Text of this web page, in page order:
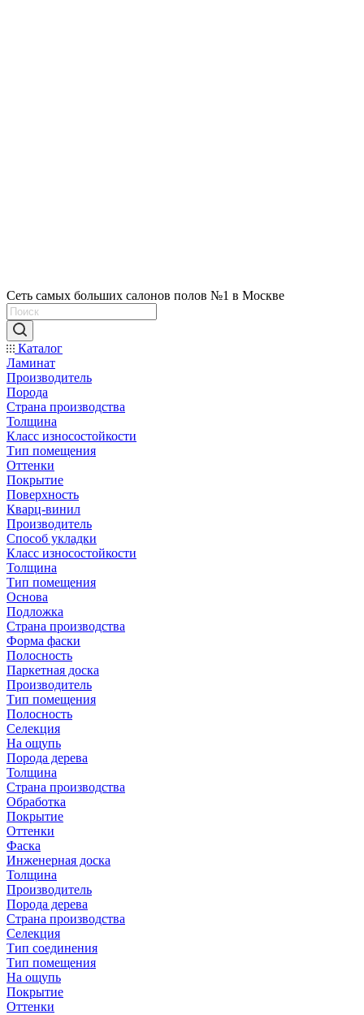
Сеть самых больших салонов полов №1 в Москве
Каталог
Ламинат
Производитель
Порода
Страна производства
Толщина
Класс износостойкости
Тип помещения
Оттенки
Покрытие
Поверхность
Кварц-винил
Производитель
Способ укладки
Класс износостойкости
Толщина
Тип помещения
Основа
Подложка
Страна производства
Форма фаски
Полосность
Паркетная доска
Производитель
Тип помещения
Полосность
Селекция
На ощупь
Порода дерева
Толщина
Страна производства
Обработка
Покрытие
Оттенки
Фаска
Инженерная доска
Толщина
Производитель
Порода дерева
Страна производства
Селекция
Тип соединения
Тип помещения
На ощупь
Покрытие
Оттенки